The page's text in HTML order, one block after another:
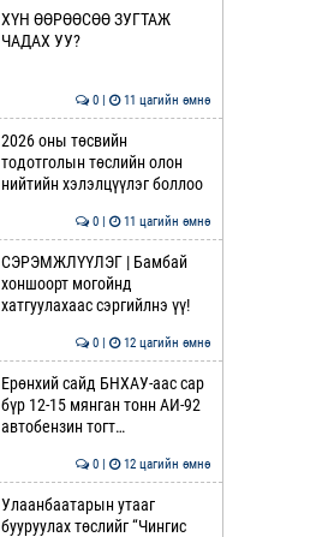
ХҮН ӨӨРӨӨСӨӨ ЗУГТАЖ
ЧАДАХ УУ?
0 | 11 цагийн өмнө
2026 оны төсвийн
тодотголын төслийн олон
нийтийн хэлэлцүүлэг боллоо
0 | 11 цагийн өмнө
СЭРЭМЖЛҮҮЛЭГ | Бамбай
хоншоорт могойнд
хатгуулахаас сэргийлнэ үү!
0 | 12 цагийн өмнө
Ерөнхий сайд БНХАУ-аас сар
бүр 12-15 мянган тонн АИ-92
автобензин тогт…
0 | 12 цагийн өмнө
Улаанбаатарын утааг
бууруулах төслийг “Чингис